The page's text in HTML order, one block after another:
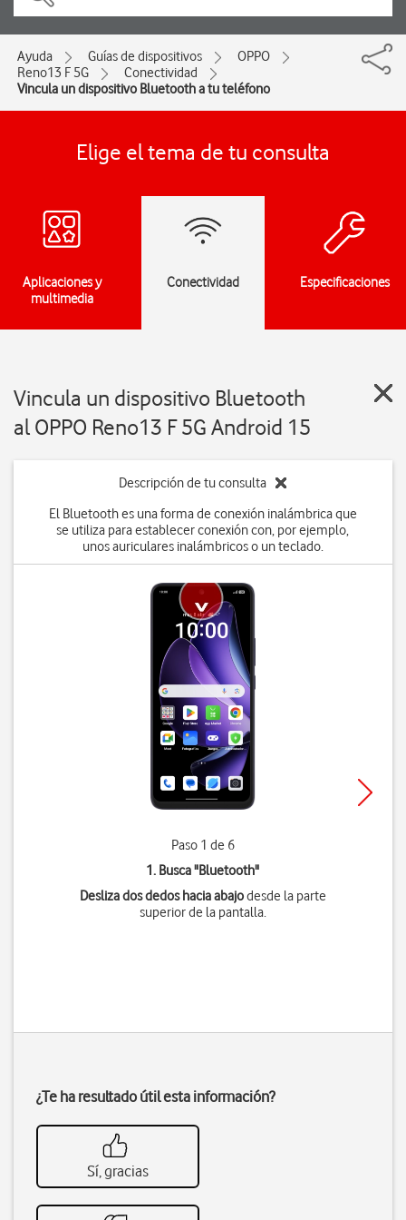
Ayuda Guías de dispositivos
OPPO
Reno13 F 5G
Conectividad
Vincula un dispositivo Bluetooth a tu teléfono
Elige el tema de tu consulta
Aplicaciones y
multimedia
Conectividad Especificaciones
Vincula un dispositivo Bluetooth
al OPPO Reno13 F 5G Android 15
Descripción de tu consulta
El Bluetooth es una forma de conexión inalámbrica que
se utiliza para establecer conexión con, por ejemplo,
unos auriculares inalámbricos o un teclado.
Paso 1 de 6
1. Busca "Bluetooth"
Desliza dos dedos hacia abajodesde la parte
superior de la pantalla.
¿Te ha resultado útil esta información?
Sí, gracias